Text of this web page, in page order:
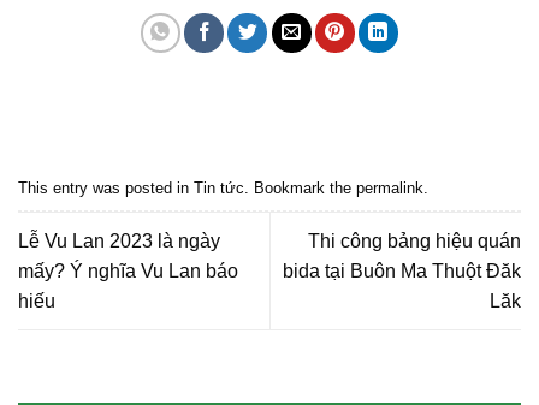
This entry was posted in Tin tức. Bookmark the permalink.
Lễ Vu Lan 2023 là ngày
mấy? Ý nghĩa Vu Lan báo
hiếu
Thi công bảng hiệu quán
bida tại Buôn Ma Thuột Đăk
Lăk